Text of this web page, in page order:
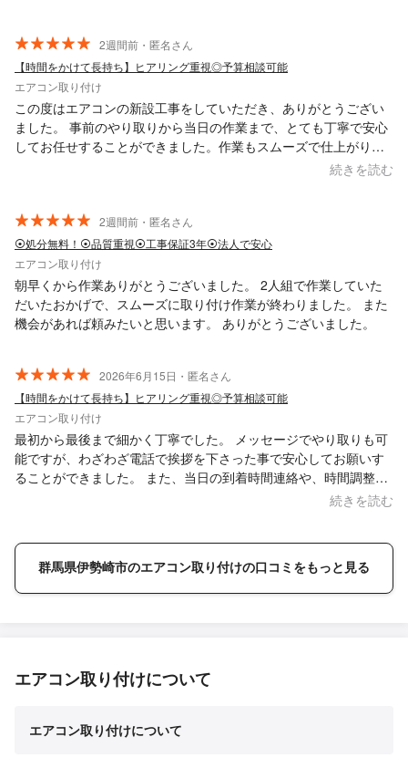
2週間前・匿名さん
【時間をかけて長持ち】ヒアリング重視◎予算相談可能
エアコン取り付け
この度はエアコンの新設工事をしていただき、ありがとうござい
ました。 事前のやり取りから当日の作業まで、とても丁寧で安心
してお任せすることができました。作業もスムーズで仕上がりも
続きを読む
2週間前・匿名さん
⦿処分無料！⦿品質重視⦿工事保証3年⦿法人で安心
エアコン取り付け
朝早くから作業ありがとうございました。 2人組で作業していた
だいたおかげで、スムーズに取り付け作業が終わりました。 また
機会があれば頼みたいと思います。 ありがとうございました。
2026年6月15日・匿名さん
【時間をかけて長持ち】ヒアリング重視◎予算相談可能
エアコン取り付け
最初から最後まで細かく丁寧でした。 メッセージでやり取りも可
能ですが、わざわざ電話で挨拶を下さった事で安心してお願いす
ることができました。 また、当日の到着時間連絡や、時間調整な
ども助かりました。 最後には使い方やお手入れの説明までしてく
続きを読む
群馬県伊勢崎市のエアコン取り付けの口コミをもっと見る
エアコン取り付けについて
エアコン取り付けについて